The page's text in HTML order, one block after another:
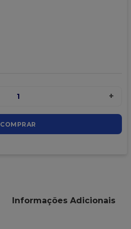
1 +
COMPRAR
Informações Adicionais